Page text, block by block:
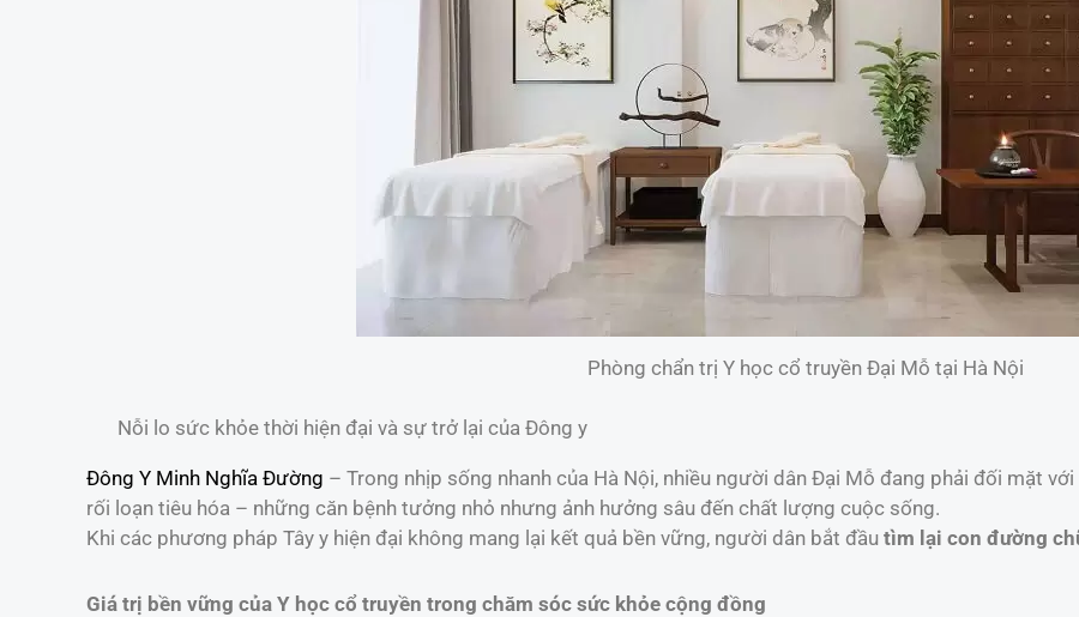
Phòng chẩn trị Y học cổ truyền Đại Mỗ tại Hà Nội
Nỗi lo sức khỏe thời hiện đại và sự trở lại của Đông y
Đông Y Minh Nghĩa Đường – Trong nhịp sống nhanh của Hà Nội, nhiều người dân Đại Mỗ đang phải đối mặt
rối loạn tiêu hóa – những căn bệnh tưởng nhỏ nhưng ảnh hưởng sâu đến chất lượng cuộc sống.
Khi các phương pháp Tây y hiện đại không mang lại kết quả bền vững, người dân bắt đầu tìm lại con đường
Giá trị bền vững của Y học cổ truyền trong chăm sóc sức khỏe cộng đồng